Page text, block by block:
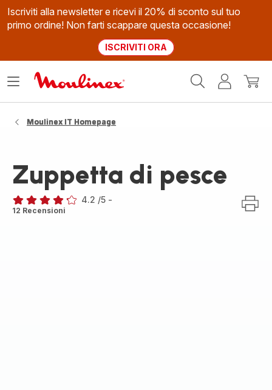
Iscriviti alla newsletter e ricevi il 20% di sconto sul tuo
primo ordine! Non farti scappare questa occasione!
ISCRIVITI ORA
Il
Apri
Moulinex IT Homepage
Zuppetta di pesce
ratings.4.2
4.2 /5 -
12 Recensioni